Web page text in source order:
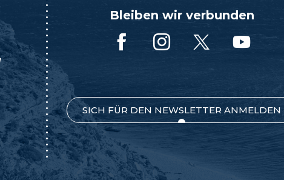
Bleiben wir verbunden
SICH FÜR DEN NEWSLETTER ANMELDEN